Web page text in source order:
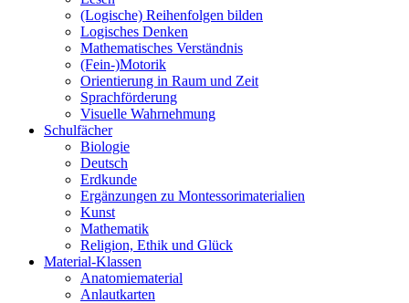
(Logische) Reihenfolgen bilden
Logisches Denken
Mathematisches Verständnis
(Fein-)Motorik
Orientierung in Raum und Zeit
Sprachförderung
Visuelle Wahrnehmung
Schulfächer
Biologie
Deutsch
Erdkunde
Ergänzungen zu Montessorimaterialien
Kunst
Mathematik
Religion, Ethik und Glück
Material-Klassen
Anatomiematerial
Anlautkarten